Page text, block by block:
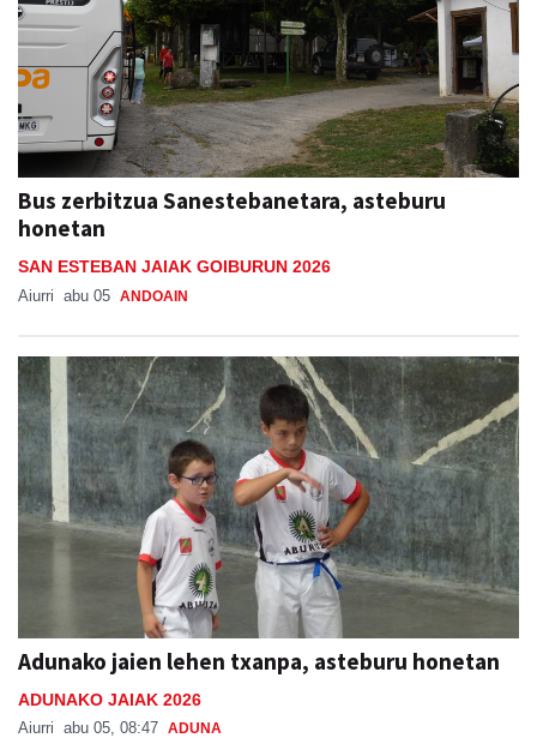
Bus zerbitzua Sanestebanetara, asteburu
honetan
SAN ESTEBAN JAIAK GOIBURUN 2026
Aiurri abu 05 ANDOAIN
Adunako jaien lehen txanpa, asteburu honetan
ADUNAKO JAIAK 2026
Aiurri abu 05, 08:47 ADUNA